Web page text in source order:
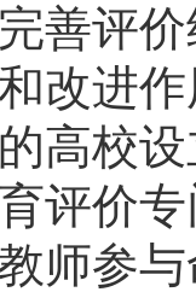
善评
改进
高校
评价
师参